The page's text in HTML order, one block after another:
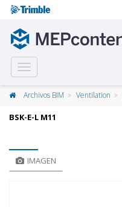
Toggle
navigation
Archivos BIM Ventilation
BSK-E-L M11
IMAGEN